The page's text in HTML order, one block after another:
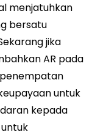
menjatuhkan
bersatu
jika
AR pada
untuk
kepada